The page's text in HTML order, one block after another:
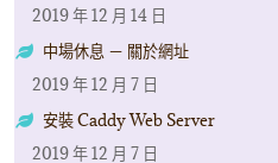
2019 年 12 月 14 日
中場休息 － 關於網址
2019 年 12 月 7 日
安裝 Caddy Web Server
2019 年 12 月 7 日